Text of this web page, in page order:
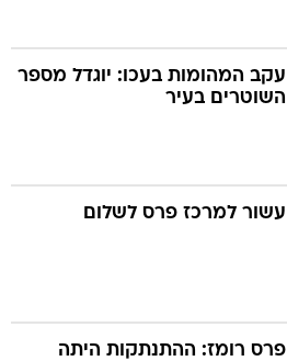
עקב המהומות בעכו: יוגדל מספר
השוטרים בעיר
עשור למרכז פרס לשלום
פרס רומז: ההתנתקות היתה